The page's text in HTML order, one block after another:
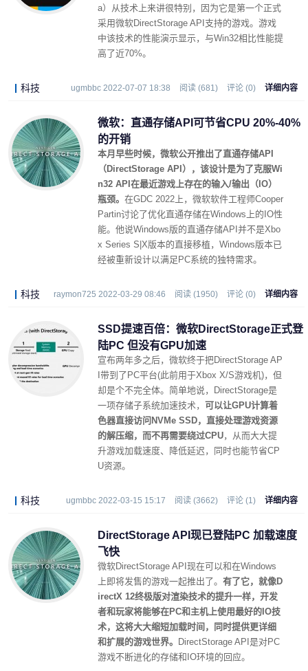
a）从技术上来讲很特别，因为它是第一个正式
采用微软DirectStorage API支持的游戏。游戏
中该技术的性能演示显示，与Win32相比性能提
高了近70%。
科技 ugmbbc 2022-07-07 18:38 阅读 (681) 评论 (0) 详细内容
微软：直通存储API可节省CPU 20%-40%
的开销
本月早些时候，微软公开推出了直通存储API
（DirectStorage API），该设计是为了克服Wi
n32 API在最近游戏上存在的输入/输出（IO）
瓶颈。 在GDC 2022上，微软软件工程师Cooper
Partin讨论了优化直通存储在Windows上的IO性
能。他说Windows版的直通存储API并不是Xbo
x Series S|X版本的直接移植，Windows版本已
经被重新设计以满足PC系统的独特需求。
科技 raymon725 2022-03-29 08:46 阅读 (1950) 评论 (0) 详细内容
SSD提速百倍：微软DirectStorage正式登
陆PC 但没有GPU加速
宣布两年多之后，微软终于把DirectStorage AP
I带到了PC平台(此前用于Xbox X/S游戏机)，但
却是个不完全体。简单地说，DirectStorage是
一项存储子系统加速技术， 可以让GPU计算着
色器直接访问NVMe SSD，直接处理游戏资源
的解压缩，而不再需要绕过CPU，从而大大提
升游戏加载速度、降低延迟，同时也能节省CP
U资源。
科技 ugmbbc 2022-03-15 15:17 阅读 (3662) 评论 (1) 详细内容
DirectStorage API现已登陆PC 加载速度
飞快
微软DirectStorage API现在可以和在Windows
上即将发售的游戏一起推出了。 有了它，就像D
irectX 12终极版对渲染技术的提升一样，开发
者和玩家将能够在PC和主机上使用最好的IO技
术，这将大大缩短加载时间，同时提供更详细
和扩展的游戏世界。
DirectStorage API是对PC
游戏不断进化的存储和IO环境的回应。